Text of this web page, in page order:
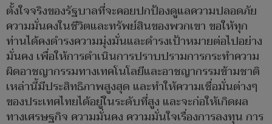
ตั้งใจจริงของรัฐบาลที่จะคอยปกป้องดูแลความปลอดภัย
ความมั่นคงในชีวิตและทรัพย์สินของพวกเขา ขอให้ทุก
ท่านได้คงดำรงความมุ่งมั่นและดำรงเป้าหมายต่อไปอย่าง
มั่นคง เพื่อให้การดำเนินการปราบปรามการกระทำความ
ผิดอาชญากรรมทางเทคโนโลยีและอาชญากรรมข้ามชาติ
เหล่านี้มีประสิทธิภาพสูงสุด และทำให้ความเชื่อมั่นต่างๆ
ของประเทศไทยได้อยู่ในระดับที่สูง และจะก่อให้เกิดผล
ทางเศรษฐกิจ ความมั่นคง ความมั่นใจเรื่องการลงทุน การ